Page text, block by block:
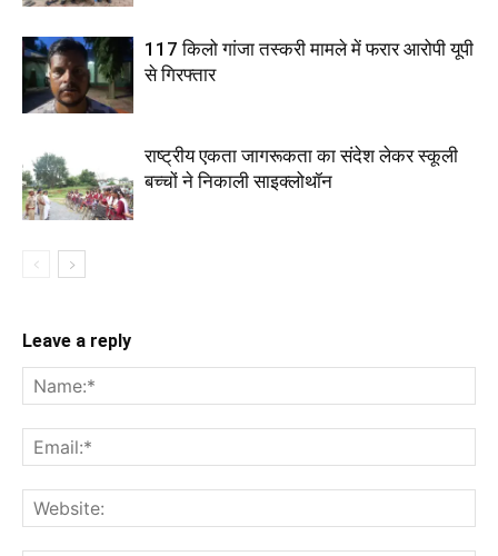
117 किलो गांजा तस्करी मामले में फरार आरोपी यूपी
से गिरफ्तार
राष्ट्रीय एकता जागरूकता का संदेश लेकर स्कूली
बच्चों ने निकाली साइक्लोथॉन
Leave a reply